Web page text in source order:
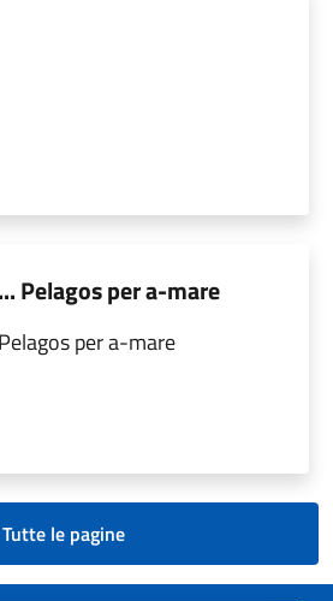
Pelagos per a-mare
per a-mare
Tutte le pagine